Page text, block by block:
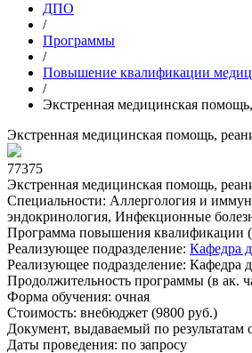
ДПО
/
Программы
/
Повышение квалификации
/
Экстренная медицинская
Экстренная медицинская помощь,
77375
Экстренная медицинская помощь,
Специальности: Аллергология и
эндокринология, Инфекционные
Программа повышения квалификации
Реализующее подразделение: Кафедра
Реализующее подразделение: Кафедра
Продолжительность программы (в ак.
Форма обучения: очная
Стоимость: внебюджет (9800 руб.)
Документ, выдаваемый по результатам
Даты проведения: по запросу